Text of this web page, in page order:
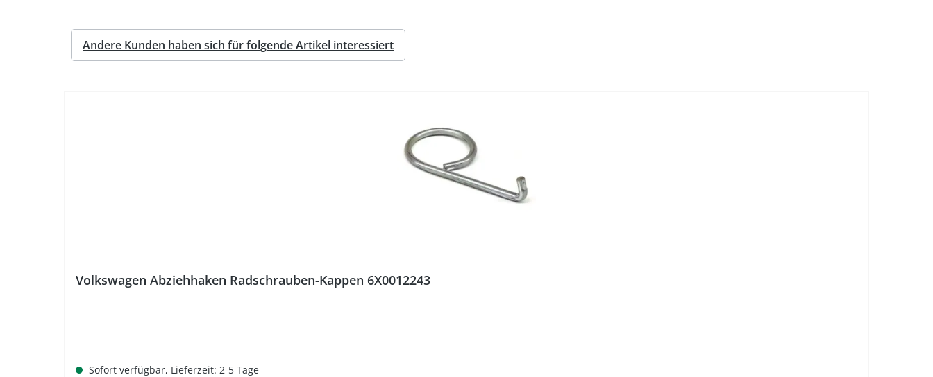
Andere Kunden haben sich für folgende Artikel interessiert
Volkswagen Abziehhaken Radschrauben-Kappen 6X0012243
Sofort verfügbar, Lieferzeit: 2-5 Tage